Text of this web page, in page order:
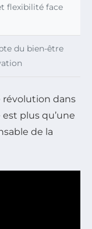
flexibilité face
du bien-être
révolution dans
est plus qu’une
de la